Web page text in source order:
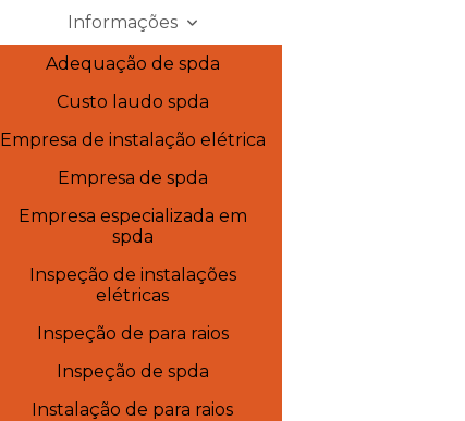
Informações
Adequação de spda
Custo laudo spda
Empresa de instalação elétrica
Empresa de spda
Empresa especializada em
spda
Inspeção de instalações
elétricas
Inspeção de para raios
Inspeção de spda
Instalação de para raios